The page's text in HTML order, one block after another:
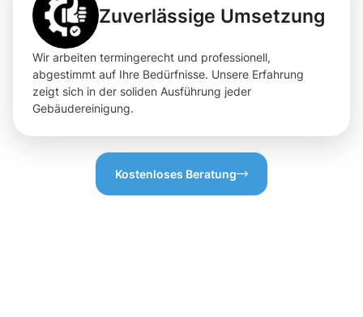
Zuverlässige Umsetzung
Wir arbeiten termingerecht und professionell,
abgestimmt auf Ihre Bedürfnisse. Unsere Erfahrung
zeigt sich in der soliden Ausführung jeder
Gebäudereinigung.
Kostenloses Beratung